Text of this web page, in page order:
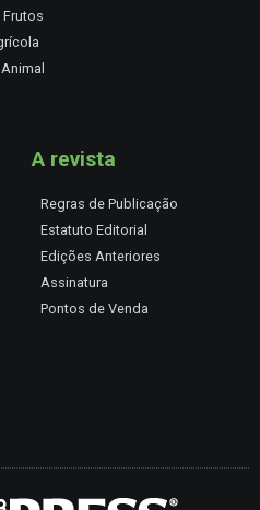
A revista
Regras de Publicação
Estatuto Editorial
Edições Anteriores
Assinatura
Pontos de Venda